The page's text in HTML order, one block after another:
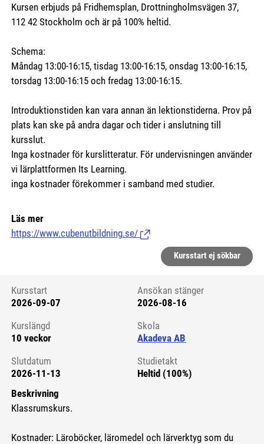
Kursen erbjuds på Fridhemsplan, Drottningholmsvägen 37,
112 42 Stockholm och är på 100% heltid.
Schema:
Måndag 13:00-16:15, tisdag 13:00-16:15, onsdag 13:00-16:15,
torsdag 13:00-16:15 och fredag 13:00-16:15.
Introduktionstiden kan vara annan än lektionstiderna. Prov på
plats kan ske på andra dagar och tider i anslutning till
kursslut.
Inga kostnader för kurslitteratur. För undervisningen använder
vi lärplattformen Its Learning.
inga kostnader förekommer i samband med studier.
Läs mer
https://www.cubenutbildning.se/ (Länk till extern sida.)
Kursstart ej sökbar
Kursstart 6131150
Kursstart
2026-09-07
Ansökan stänger
2026-08-16
Kurslängd
10 veckor
Skola
Akadeva AB
Slutdatum
2026-11-13
Studietakt
Heltid (100%)
Beskrivning
Klassrumskurs.
Kostnader: Läroböcker, läromedel och lärverktyg som du